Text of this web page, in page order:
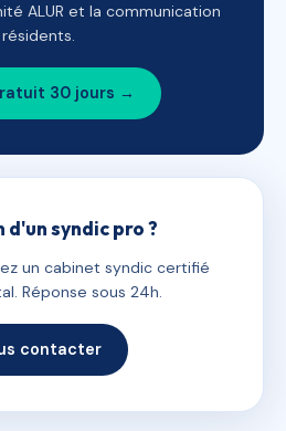
ALUR et la communication
résidents.
30 jours →
d'un syndic pro ?
un cabinet syndic certifié
Réponse sous 24h.
contacter